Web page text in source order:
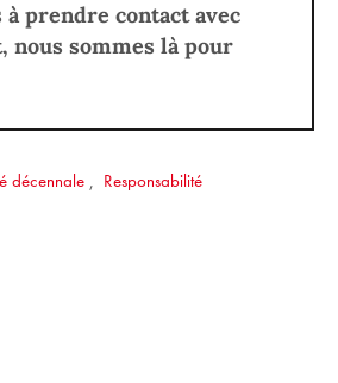
à prendre contact avec
nous sommes là pour
décennale , Responsabilité